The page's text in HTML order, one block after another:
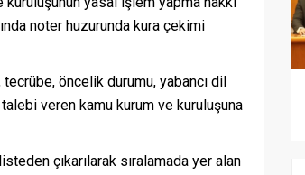
noter huzurunda kura çekimi
öncelik durumu, yabancı dil
talebi veren kamu kurum ve kuruluşuna
çıkarılarak sıralamada yer alan